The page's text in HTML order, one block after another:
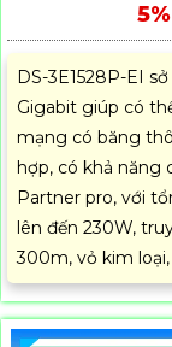
DS-3E1528P-EI
Gigabit giúp có
mạng có băng
hợp, có khả năng
Partner pro, với
lên đến 230W,
300m, vỏ kim